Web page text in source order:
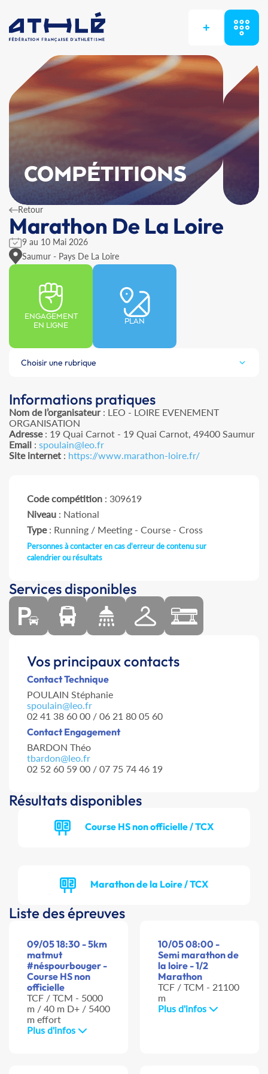
+
COMPÉTITIONS
Retour
Marathon De La Loire
9 au 10 Mai 2026
Saumur - Pays De La Loire
ENGAGEMENT
EN LIGNE
PLAN
Choisir une rubrique
Informations pratiques
Nom de l’organisateur: LEO - LOIRE EVENEMENT
ORGANISATION
Adresse: 19 Quai Carnot - 19 Quai Carnot, 49400 Saumur
Email : spoulain@leo.fr
Site internet : https://www.marathon-loire.fr/
Code compétition : 309619
Niveau : National
Type: Running / Meeting - Course - Cross
Personnes à contacter en cas d'erreur de contenu sur
calendrier ou résultats
Services disponibles
Vos principaux contacts
Contact Technique
POULAIN Stéphanie
spoulain@leo.fr
02 41 38 60 00 / 06 21 80 05 60
Contact Engagement
BARDON Théo
tbardon@leo.fr
02 52 60 59 00 / 07 75 74 46 19
Résultats disponibles
Course HS non officielle / TCX
Marathon de la Loire / TCX
Liste des épreuves
09/05 18:30 - 5km
matmut
#néspourbouger -
Course HS non
officielle
TCF / TCM - 5000
m / 40 m D+ / 5400
m effort
Plus d'infos
10/05 08:00 -
Semi marathon de
la loire - 1/2
Marathon
TCF / TCM - 21100
m
Plus d'infos